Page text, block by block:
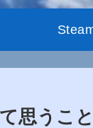
思うこと